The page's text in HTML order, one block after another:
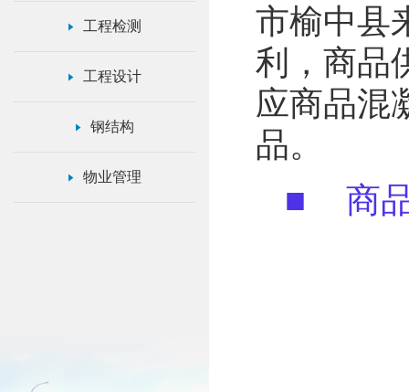
工程检测
工程设计
钢结构
物业管理
市榆中县
利，商品
应商品混
品。
■ 商